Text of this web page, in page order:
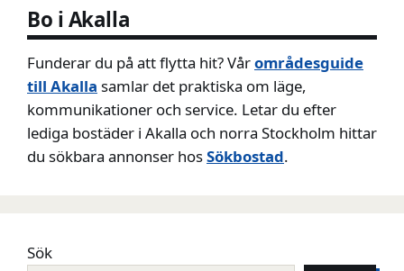
Bo i Akalla
Funderar du på att flytta hit? Vårområdesguide
till Akalla samlar det praktiska om läge,
kommunikationer och service. Letar du efter
lediga bostäder i Akalla och norra Stockholm hittar
du sökbara annonser hosSökbostad.
Sök